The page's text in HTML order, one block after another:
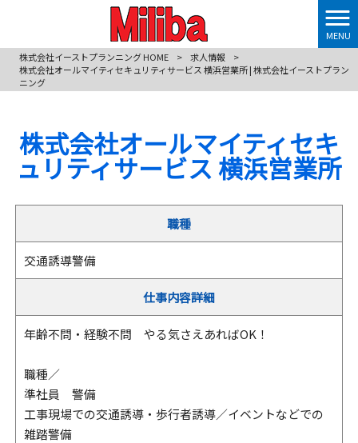
MENU
株式会社イーストプランニング HOME
> 求人情報
>
株式会社オールマイティセキュリティサービス 横浜営業所 | 株式会社イーストプラン
ニング
株式会社オールマイティセキ
ュリティサービス 横浜営業所
職種
交通誘導警備
仕事内容詳細
年齢不問・経験不問 やる気さえあればOK！
職種／
準社員 警備
工事現場での交通誘導・歩行者誘導／イベントなどでの
雑踏警備